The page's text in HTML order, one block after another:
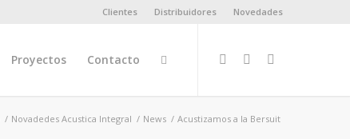
Clientes Distribuidores Novedades
Proyectos Contacto
/ Novadedes Acustica Integral / News / Acustizamos a la Bersuit